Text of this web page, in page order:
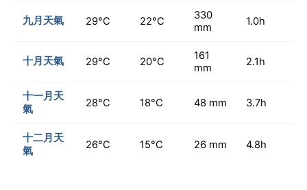
九月天氣 29°C 22°C
330
mm
1.0h
十月天氣 29°C 20°C
161
mm
2.1h
十一月天
氣
28°C 18°C 48 mm 3.7h
十二月天
氣
26°C 15°C 26 mm 4.8h